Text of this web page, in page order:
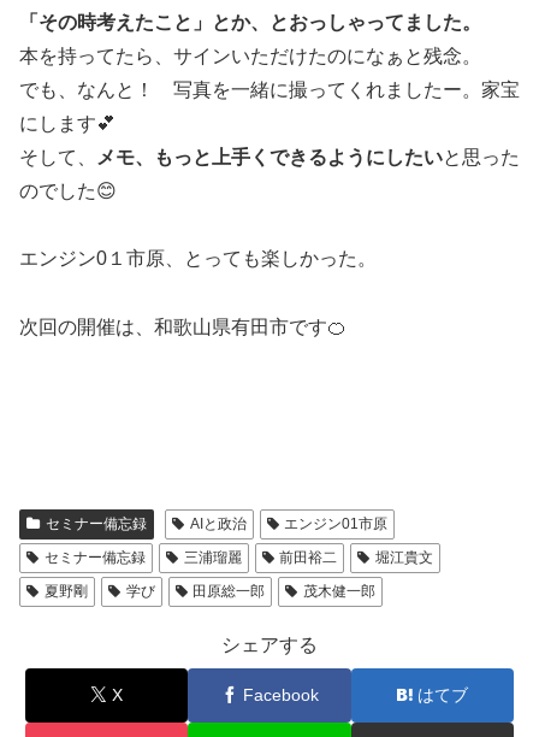
「その時考えたこと」とか、とおっしゃってました。
本を持ってたら、サインいただけたのになぁと残念。
でも、なんと！ 写真を一緒に撮ってくれましたー。家宝
にします💕
そして、
メモ、もっと上手くできるようにしたいと思った
のでした😊
エンジン0１市原、とっても楽しかった。
次回の開催は、和歌山県有田市です🍊
セミナー備忘録 AIと政治
エンジン01市原
セミナー備忘録
三浦瑠麗 前田裕二
堀江貴文
夏野剛
学び 田原総一郎 茂木健一郎
シェアする
X Facebook はてブ